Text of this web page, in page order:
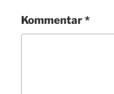
Kommentar*